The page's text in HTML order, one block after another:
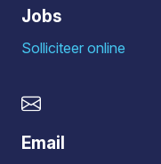
Jobs
Solliciteer online
Email